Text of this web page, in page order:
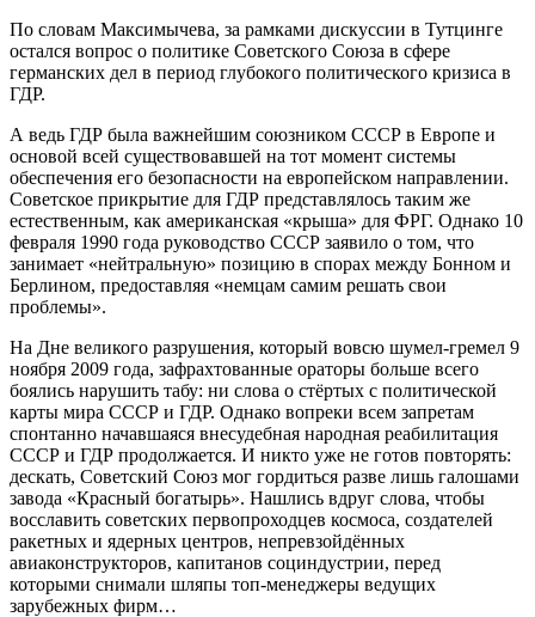
По словам Максимычева, за рамками дискуссии в Тутцинге
остался вопрос о политике Советского Союза в сфере
германских дел в период глубокого политического кризиса в
ГДР.
А ведь ГДР была важнейшим союзником СССР в Европе и
основой всей существовавшей на тот момент системы
обеспечения его безопасности на европейском направлении.
Советское прикрытие для ГДР представлялось таким же
естественным, как американская «крыша» для ФРГ. Однако 10
февраля 1990 года руководство СССР заявило о том, что
занимает «нейтральную» позицию в спорах между Бонном и
Берлином, предоставляя «немцам самим решать свои
проблемы».
На Дне великого разрушения, который вовсю шумел-гремел 9
ноября 2009 года, зафрахтованные ораторы больше всего
боялись нарушить табу: ни слова о стёртых с политической
карты мира СССР и ГДР. Однако вопреки всем запретам
спонтанно начавшаяся внесудебная народная реабилитация
СССР и ГДР продолжается. И никто уже не готов повторять:
дескать, Советский Союз мог гордиться разве лишь галошами
завода «Красный богатырь». Нашлись вдруг слова, чтобы
восславить советских первопроходцев космоса, создателей
ракетных и ядерных центров, непревзойдённых
авиаконструкторов, капитанов социндустрии, перед
которыми снимали шляпы топ-менеджеры ведущих
зарубежных фирм…